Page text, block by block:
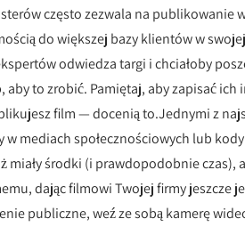
często zezwala na publikowanie
do większej bazy klientów w
odwiedza targi i chciałoby
aby to zrobić. Pamiętaj, aby zapisać
film — docenią to.Jednymi z
w mediach społecznościowych lub
miały środki (i prawdopodobnie
dając filmowi Twojej firmy jeszcze
publiczne, weź ze sobą kamerę